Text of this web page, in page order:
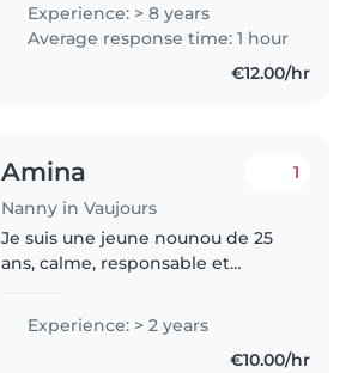
d'expérience auprès de bébés,
de jeunes enfants et d'enfants
Experience: > 8 years
Average response time: 1 hour
€12.00/hr
Amina
Nanny in Vaujours
1
Je suis une jeune nounou de 25
ans, calme, responsable et
d'expérience auprès des bébés,
je peux offrir des soins de qualité
Experience: > 2 years
€10.00/hr